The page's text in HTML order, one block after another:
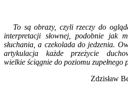
To są obrazy, czyli rzeczy do
interpretacji słownej, podobnie jak
słuchania, a czekolada do jedzenia.
artykulacja każde przeżycie
wielkie ściągnie do poziomu zupełnego
Zdzisław